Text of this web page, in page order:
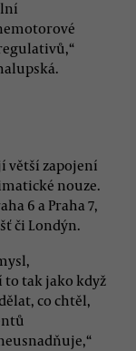
větší zapojení
nouze.
6 a Praha 7,
či Londýn.
tak jako když
co chtěl,